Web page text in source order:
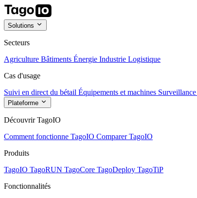
Solutions
Secteurs
Agriculture Bâtiments Énergie Industrie Logistique
Cas d'usage
Suivi en direct du bétail Équipements et machines
Plateforme
Découvrir TagoIO
Comment fonctionne TagoIO Comparer TagoIO
Produits
TagoIO TagoRUN TagoCore TagoDeploy TagoTiP
Fonctionnalités